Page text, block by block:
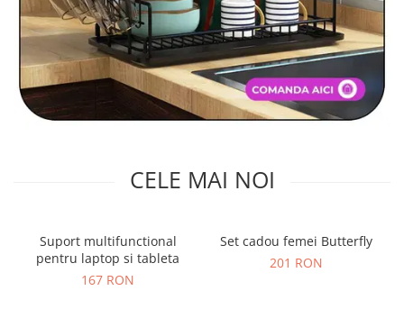
CELE MAI NOI
Suport multifunctional
pentru laptop si tableta
167 RON
Set cadou femei Butterfly
201 RON